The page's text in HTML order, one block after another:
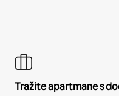
Tražite apartmane s